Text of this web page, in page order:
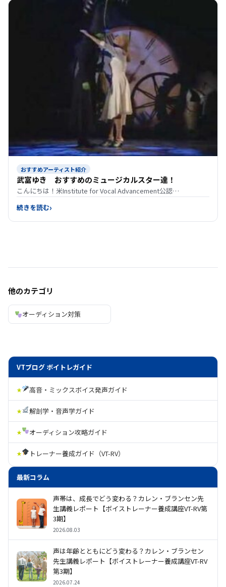
おすすめアーティスト紹介
武富ゆき おすすめのミュージカルスター達！
こんにちは！米Institute for Vocal Advancement公認…
続きを読む
他のカテゴリ
オーディション対策
VTブログ ボイトレガイド
高音・ミックスボイス発声ガイド
解剖学・音声学ガイド
オーディション攻略ガイド
トレーナー養成ガイド（VT-RV）
最新コラム
声帯は、成長でどう変わる？カレン・ブランセン先
生講義レポート【ボイストレーナー養成講座VT-RV第
3期】
2026.08.03
声は年齢とともにどう変わる？カレン・ブランセン
先生講義レポート【ボイストレーナー養成講座VT-RV
第3期】
2026.07.24